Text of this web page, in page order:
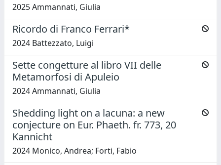
2025 Ammannati, Giulia
Ricordo di Franco Ferrari*
2024 Battezzato, Luigi
Sette congetture al libro VII delle
Metamorfosi di Apuleio
2024 Ammannati, Giulia
Shedding light on a lacuna: a new
conjecture on Eur. Phaeth. fr. 773, 20
Kannicht
2024 Monico, Andrea; Forti, Fabio